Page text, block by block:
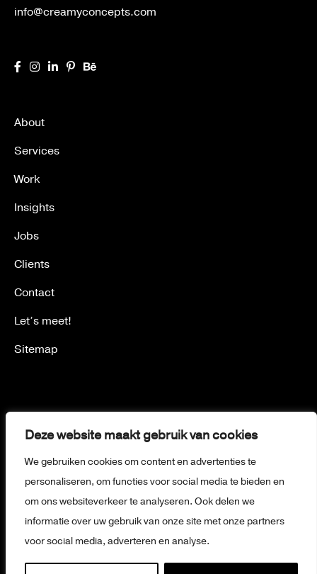
Deze website maakt gebruik van cookies
We gebruiken cookies om content en advertenties te
personaliseren, om functies voor social media te bieden en
om ons websiteverkeer te analyseren. Ook delen we
informatie over uw gebruik van onze site met onze partners
voor social media, adverteren en analyse.
info@creamyconcepts.com
About
Services
Work
Insights
Jobs
Clients
Contact
Let’s meet!
Sitemap
© Creamy Concepts – 2026
Terms and conditions
Disclaimer